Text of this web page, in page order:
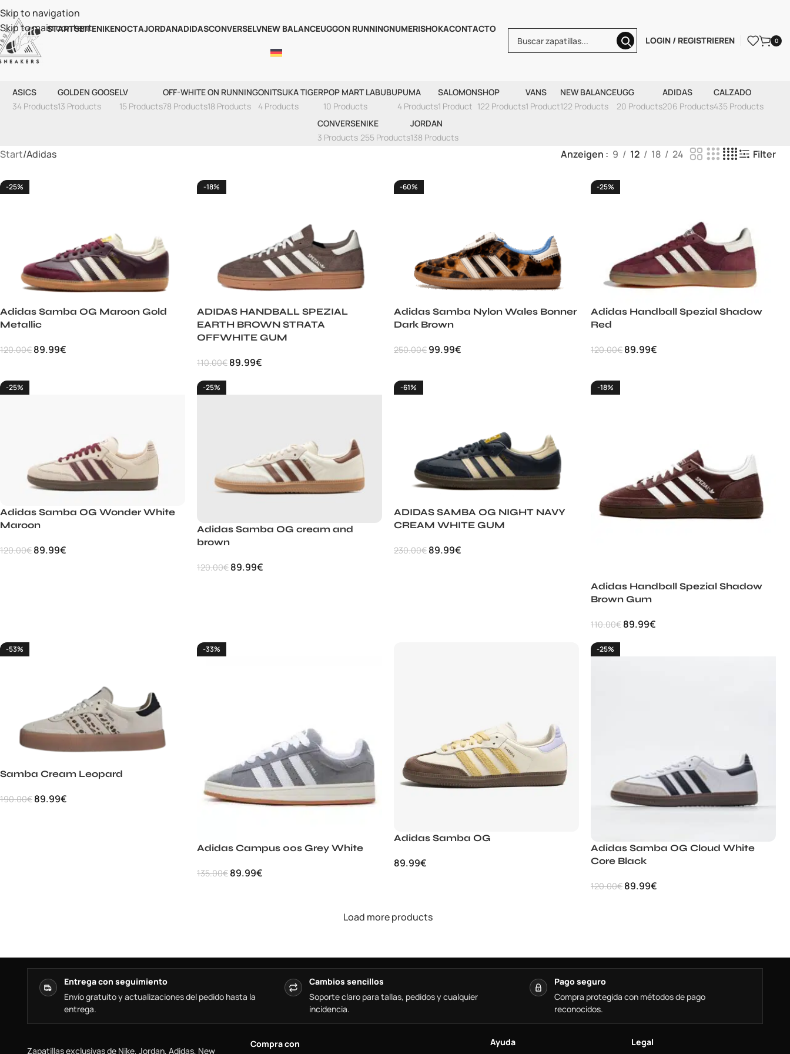
Skip to navigation
Skip to main content
STARTSEITENIKENOCTAJORDANADIDASCONVERSELVNEW BALANCEUGGON RUNNINGNUMERISHOKACONTACTO
LOGIN / REGISTRIEREN
0
ASICS
34 Products
GOLDEN GOOSE
13 Products
LV
15 Products
OFF-WHITE
78 Products
ON RUNNING
18 Products
ONITSUKA TIGER
4 Products
POP MART LABUBU
10 Products
PUMA
4 Products
SALOMON
1 Product
SHOP
122 Products
VANS
1 Product
NEW BALANCE
122 Products
UGG
20 Products
ADIDAS
206 Products
CALZADO
435 Products
CONVERSE
3 Products
NIKE
255 Products
JORDAN
138 Products
Start Adidas Anzeigen 9 12 18 24 Filter
-25%
Adidas Samba OG Maroon Gold
Metallic
120.00€ 89.99€
-18%
ADIDAS HANDBALL SPEZIAL
EARTH BROWN STRATA
OFFWHITE GUM
110.00€ 89.99€
-60%
Adidas Samba Nylon Wales Bonner
Dark Brown
250.00€ 99.99€
-25%
Adidas Handball Spezial Shadow
Red
120.00€ 89.99€
-25%
Adidas Samba OG Wonder White
Maroon
120.00€ 89.99€
-25%
Adidas Samba OG cream and
brown
120.00€ 89.99€
-61%
ADIDAS SAMBA OG NIGHT NAVY
CREAM WHITE GUM
230.00€ 89.99€
-18%
Adidas Handball Spezial Shadow
Brown Gum
110.00€ 89.99€
-53%
Samba Cream Leopard
190.00€ 89.99€
-33%
Adidas Campus 00s Grey White
135.00€ 89.99€
Adidas Samba OG
89.99€
-25%
Adidas Samba OG Cloud White
Core Black
120.00€ 89.99€
Load more products
Entrega con seguimiento
Envío gratuito y actualizaciones del pedido hasta la
entrega.
Cambios sencillos
Soporte claro para tallas, pedidos y cualquier
incidencia.
Pago seguro
Compra protegida con métodos de pago
reconocidos.
Zapatillas exclusivas de Nike, Jordan, Adidas, New
Compra con Ayuda Legal